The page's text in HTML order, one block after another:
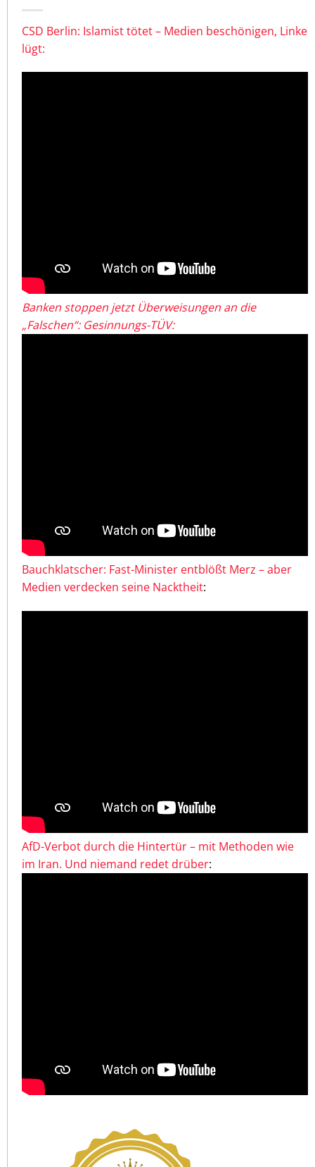
CSD Berlin: Islamist tötet – Medien beschönigen, Linke
lügt:
Banken stoppen jetzt Überweisungen an die
„Falschen“: Gesinnungs-TÜV:
Bauchklatscher: Fast-Minister entblößt Merz – aber
Medien verdecken seine Nacktheit:
AfD-Verbot durch die Hintertür – mit Methoden wie
im Iran. Und niemand redet drüber: